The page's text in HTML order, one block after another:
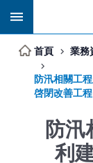
跳到主要內容區塊
首頁 業務
防汛相關工
啓閉改善工
防汛
利